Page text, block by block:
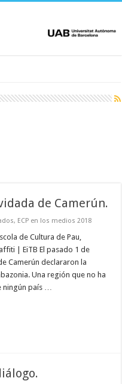
de Camerún.
, ECP en los medios 2018
de Cultura de Pau,
| EiTB El pasado 1 de
Camerún declararon la
Una región que no ha
ningún país …